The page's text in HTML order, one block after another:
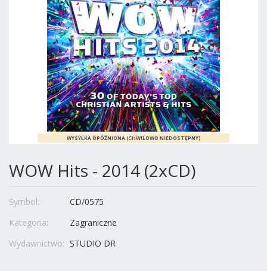
WOW Hits - 2014 (2xCD)
Symbol:
CD/0575
Kategoria:
Zagraniczne
Wydawnictwo: STUDIO DR